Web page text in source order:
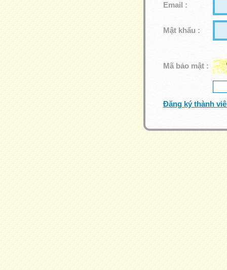
Email :
Mật khẩu :
Mã bảo mật :
Đăng ký thành